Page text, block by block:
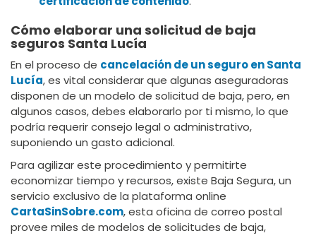
Cómo elaborar una solicitud de baja
seguros Santa Lucía
En el proceso de cancelación de un seguro en Santa
Lucía, es vital considerar que algunas aseguradoras
disponen de un modelo de solicitud de baja, pero, en
algunos casos, debes elaborarlo por ti mismo, lo que
podría requerir consejo legal o administrativo,
suponiendo un gasto adicional.
Para agilizar este procedimiento y permitirte
economizar tiempo y recursos, existe Baja Segura, un
servicio exclusivo de la plataforma online
CartaSinSobre.com, esta oficina de correo postal
provee miles de modelos de solicitudes de baja,